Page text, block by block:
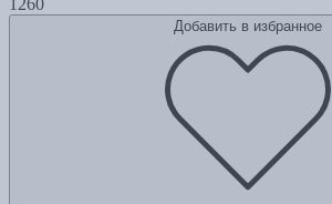
1260
Добавить в избранное